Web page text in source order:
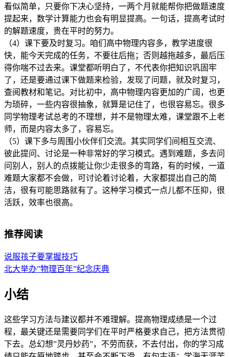
看似简单，只要你下决心坚持，一两个月就能帮你把做题速度
提起来，数学计算能力也会有明显提高。一句话，提高考试时
的解题速度，贵在平时的努力。
（4）课下要及时复习。咱们高中物理内容多，教学进度很
快，能今天完成的任务，不要往后拖；否则越拖越多，最后压
得你喘不过去来。课堂都听明白了，不代表你把知识巩固牢
了，还是要通过课下做题来检验，发现了问题，就及时复习，
查阅教材和笔记。对比初中，高中物理内容更加的广阔，也更
为琐碎，一些内容很抽象，就算是记住了，也很容易忘。很多
同学物理考试总考的不理想，并不是物理太难，课堂跟不上老
师，而是内容太多了，容易忘。
（5）课下多与周围小伙伴们交流。其实同学们间相互交流、
彼此提问、讨论是一种非常好的学习模式。遇到难题，多去问
问别人，别人的点拨能让你少走很多的弯路，有的时候，一道
难题大家都不会做，可讨论着讨论着，大家都提出自己的简
洁，很有可能思路就有了。这种学习模式一点儿都不压抑，很
活跃，效率也很高。
推荐阅读
说服孩子要掌握技巧
北大举办”物理百年”纪念庆典
小结
这些学习方法与建议都并不难理解。提高物理成绩是一个过
程，最关键还是需要同学们在平时严格要求自己，把方法贯彻
下去。总幻想”灵丹妙药”，不劳而获，不去付出，你的学习成